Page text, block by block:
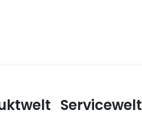
Servicewelt